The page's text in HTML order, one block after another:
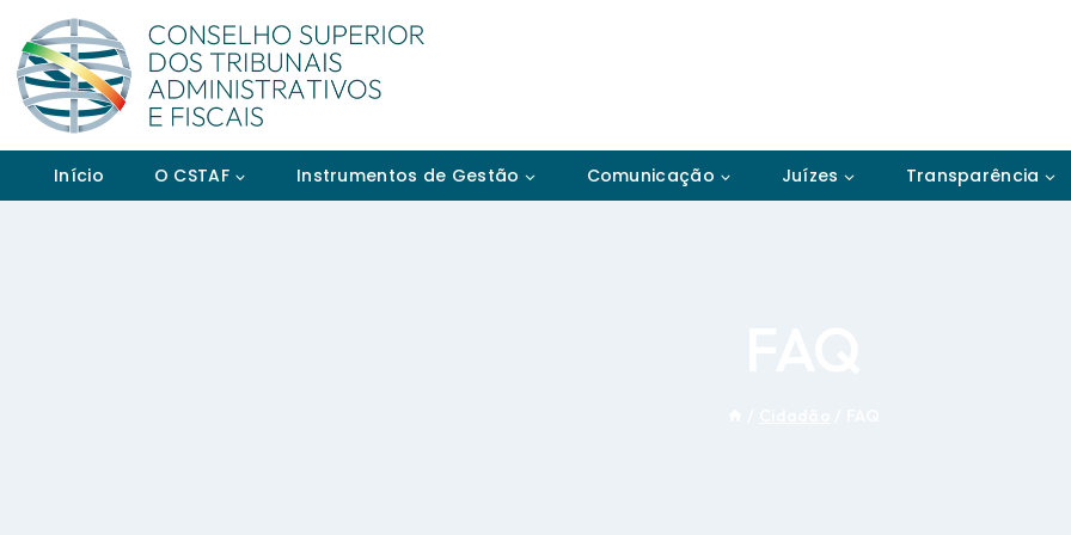
Início O CSTAF Instrumentos de Gestão Comunicação Juízes Transparência